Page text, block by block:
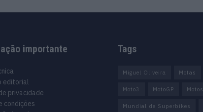
importante
editorial
privacidade
condições
Tags
Miguel Oliveira Motas
Moto3 MotoGP Motos
Mundial de Superbikes